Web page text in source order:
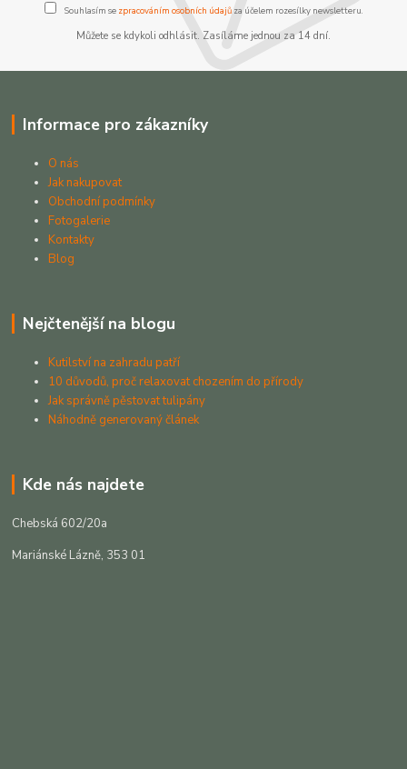
Souhlasím se zpracováním osobních údajůza účelem rozesílky newsletteru.
Můžete se kdykoli odhlásit. Zasíláme jednou za 14 dní.
Informace pro zákazníky
O nás
Jak nakupovat
Obchodní podmínky
Fotogalerie
Kontakty
Blog
Nejčtenější na blogu
Kutilství na zahradu patří
10 důvodů, proč relaxovat chozením do přírody
Jak správně pěstovat tulipány
Náhodně generovaný článek
Kde nás najdete
Chebská 602/20a
Mariánské Lázně, 353 01